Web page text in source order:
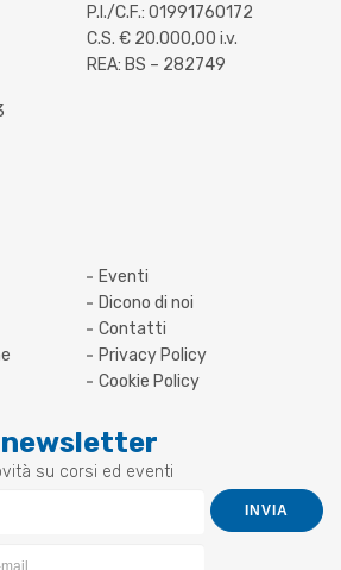
P.I./C.F.: 01991760172
C.S. € 20.000,00 i.v.
REA: BS – 282749
Eventi
Dicono di noi
Contatti
Privacy Policy
Cookie Policy
su corsi ed eventi
INVIA